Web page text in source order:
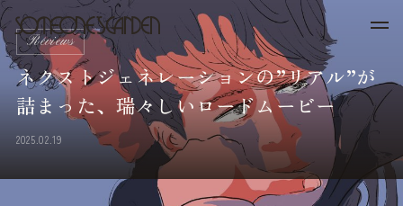
Skip
to
content
Reviews
ネクストジェネレーションの”リアル”が
詰まった、瑞々しいロードムービー
2025.02.19